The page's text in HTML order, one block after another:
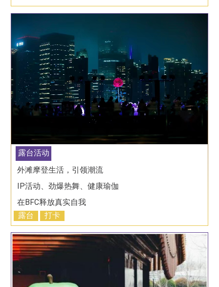
露台活动
外滩摩登生活，引领潮流
IP活动、劲爆热舞、健康瑜伽
在BFC释放真实自我
露台
打卡